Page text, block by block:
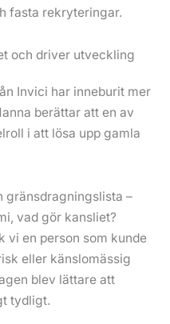
fasta rekryteringar.
och driver utveckling
Invici har inneburit mer
berättar att en av
i att lösa upp gamla
gränsdragningslista –
vad gör kansliet?
vi en person som kunde
eller känslomässig
blev lättare att
tydligt.